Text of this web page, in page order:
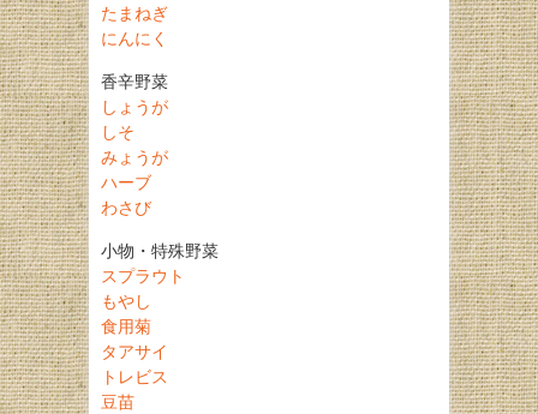
たまねぎ
にんにく
香辛野菜
しょうが
しそ
みょうが
ハーブ
わさび
小物・特殊野菜
スプラウト
もやし
食用菊
タアサイ
トレビス
豆苗